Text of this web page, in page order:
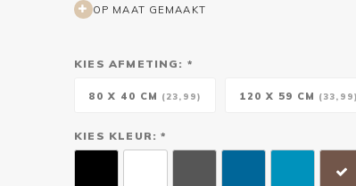
OP MAAT GEMAAKT
KIES AFMETING: *
80 X 40 CM (23,99) 120 X 59 CM (33,99)
KIES KLEUR: *